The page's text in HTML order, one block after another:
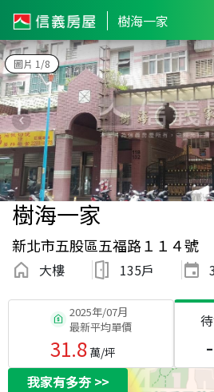
樹海一家
圖片 1/8
樹海一家
新北市五股區五福路１１４號
大樓 135戶
2025年/07月
最新平均單價
31.8萬/坪 -
我家有多夯>>